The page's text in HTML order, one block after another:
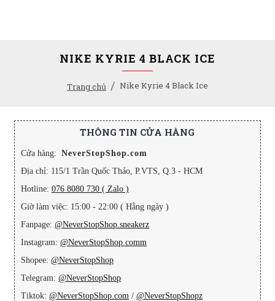
Trang chủ Nike Kyrie 4 Black Ice
NIKE KYRIE 4 BLACK ICE
THÔNG TIN CỬA HÀNG
Cửa hàng: NeverStopShop.com
Địa chỉ: 115/1 Trần Quốc Thảo, P.VTS, Q.3 - HCM
Hotline: 076 8080 730 ( Zalo )
Giờ làm việc: 15:00 - 22:00 ( Hằng ngày )
Fanpage: @NeverStopShop.sneakerz
Instagram: @NeverStopShop.comm
Shopee: @NeverStopShop
Telegram: @NeverStopShop
Tiktok: @NeverStopShop.com / @NeverStopShopz